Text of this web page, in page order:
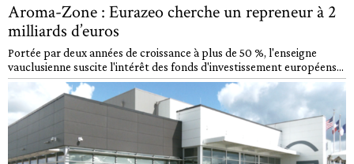
Aroma-Zone : Eurazeo cherche un repreneur à 2
milliards d’euros
Portée par deux années de croissance à plus de 50 %, l'enseigne
vauclusienne suscite l'intérêt des fonds d'investissement européens...